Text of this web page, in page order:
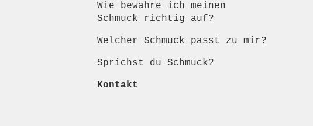
Wie bewahre ich meinen
Schmuck richtig auf?
Welcher Schmuck passt zu mir?
Sprichst du Schmuck?
Kontakt